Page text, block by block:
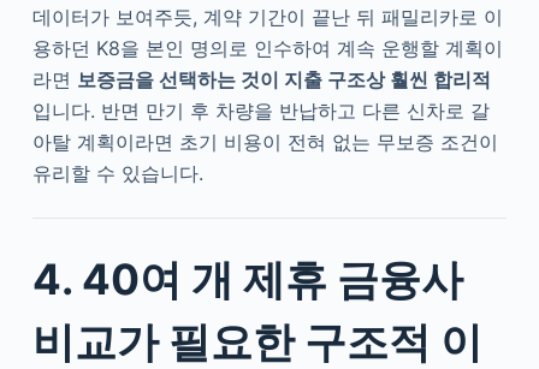
데이터가 보여주듯, 계약 기간이 끝난 뒤 패밀리카로 이
용하던 K8을 본인 명의로 인수하여 계속 운행할 계획이
라면 보증금을 선택하는 것이 지출 구조상 훨씬 합리적
입니다. 반면 만기 후 차량을 반납하고 다른 신차로 갈
아탈 계획이라면 초기 비용이 전혀 없는 무보증 조건이
유리할 수 있습니다.
4. 40여 개 제휴 금융사
비교가 필요한 구조적 이